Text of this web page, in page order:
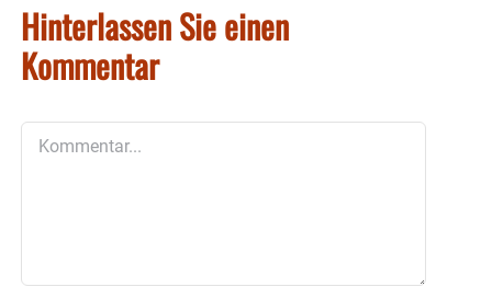
Hinterlassen Sie einen
Kommentar